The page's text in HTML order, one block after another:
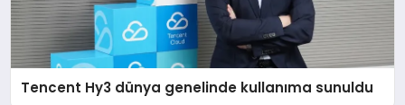
Tencent Hy3 dünya genelinde kullanıma sunuldu